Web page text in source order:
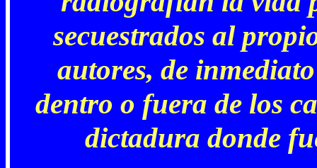
secuestrados al
autores, de
dentro o fuera de los
dictadura donde